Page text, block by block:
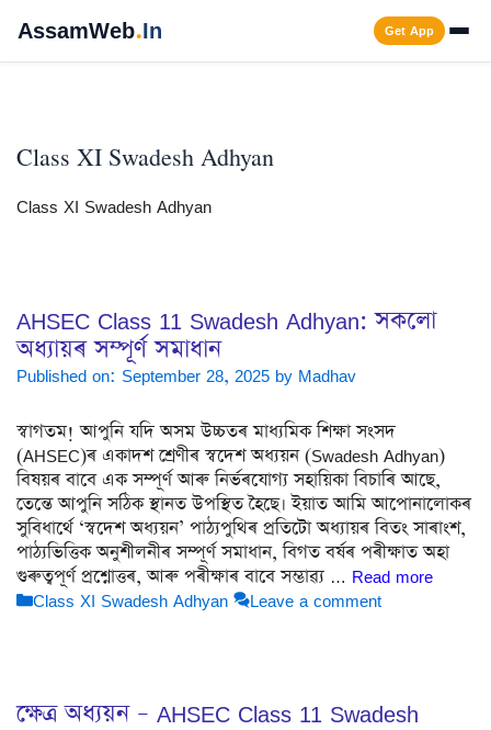
content
AssamWeb.In Get App
Class XI Swadesh Adhyan
Class XI Swadesh Adhyan
AHSEC Class 11 Swadesh Adhyan: সকলো
অধ্যায়ৰ সম্পূৰ্ণ সমাধান
Published on: September 28, 2025 by Madhav
স্বাগতম! আপুনি যদি অসম উচ্চতৰ মাধ্যমিক শিক্ষা সংসদ
(AHSEC)ৰ একাদশ শ্ৰেণীৰ স্বদেশ অধ্যয়ন (Swadesh Adhyan)
বিষয়ৰ বাবে এক সম্পূৰ্ণ আৰু নিৰ্ভৰযোগ্য সহায়িকা বিচাৰি আছে,
তেন্তে আপুনি সঠিক স্থানত উপস্থিত হৈছে। ইয়াত আমি আপোনালোকৰ
সুবিধাৰ্থে ‘স্বদেশ অধ্যয়ন’ পাঠ্যপুথিৰ প্ৰতিটো অধ্যায়ৰ বিতং সাৰাংশ,
পাঠ্যভিত্তিক অনুশীলনীৰ সম্পূৰ্ণ সমাধান, বিগত বৰ্ষৰ পৰীক্ষাত অহা
গুৰুত্বপূৰ্ণ প্ৰশ্নোত্তৰ, আৰু পৰীক্ষাৰ বাবে সম্ভাৱ্য … Read more
Categories
Class XI Swadesh Adhyan Leave a comment
ক্ষেত্ৰ অধ্যয়ন – AHSEC Class 11 Swadesh